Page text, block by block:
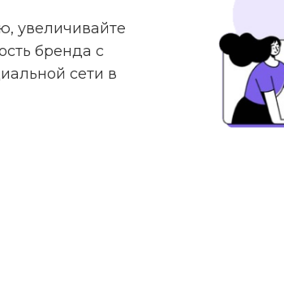
увеличивайте
бренда с
сети в